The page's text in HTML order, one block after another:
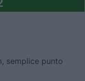
semplice punto